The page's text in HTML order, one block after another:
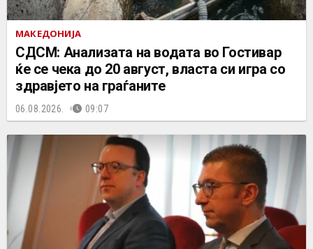
МАКЕДОНИЈА
СДСМ: Анализата на водата во Гостивар
ќе се чека до 20 август, власта си игра со
здравјето на граѓаните
06.08.2026. 09:07